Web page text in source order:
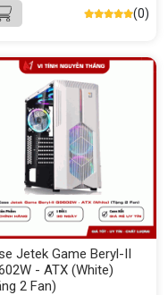
(0)
Jetek Game Beryl-II
- ATX (White)
2 Fan)